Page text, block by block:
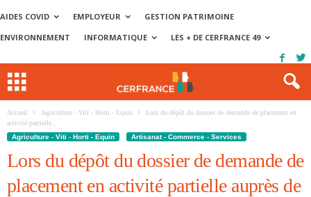
AIDES COVID EMPLOYEUR
GESTION PATRIMOINE
ENVIRONNEMENT
INFORMATIQUE LES + DE CERFRANCE 49
Accueil Agriculture - Viti - Horti - Equin
Lors du dépôt du dossier de demande de placement en
activité partielle...
Agriculture - Viti - Horti - Equin
Artisanat - Commerce - Services
Lors du dépôt du dossier de demande de
placement en activité partielle auprès de